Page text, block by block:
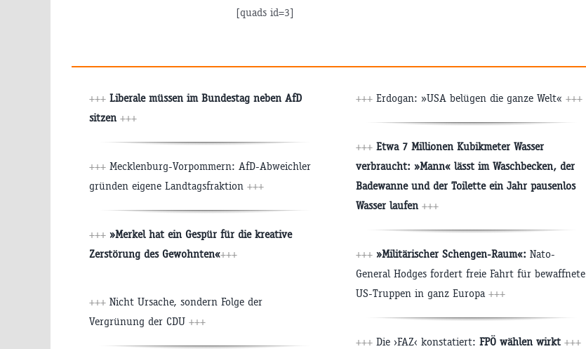
[quads id=3]
+++ Liberale müssen im Bundestag neben AfD
sitzen +++
+++ Mecklenburg-Vorpommern: AfD-Abweichler
gründen eigene Landtagsfraktion +++
+++ »Merkel hat ein Gespür für die kreative
Zerstörung des Gewohnten«+++
+++ Nicht Ursache, sondern Folge der
Vergrünung der CDU +++
+++ Erdogan: »USA belügen die ganze Welt« +++
+++ Etwa 7 Millionen Kubikmeter Wasser
verbraucht: »Mann« lässt im Waschbecken, der
Badewanne und der Toilette ein Jahr pausenlos
Wasser laufen +++
+++ »Militärischer Schengen-Raum«: Nato-
General Hodges fordert freie Fahrt für bewaffnete
US-Truppen in ganz Europa +++
+++ Die ›FAZ‹ konstatiert: FPÖ wählen wirkt +++